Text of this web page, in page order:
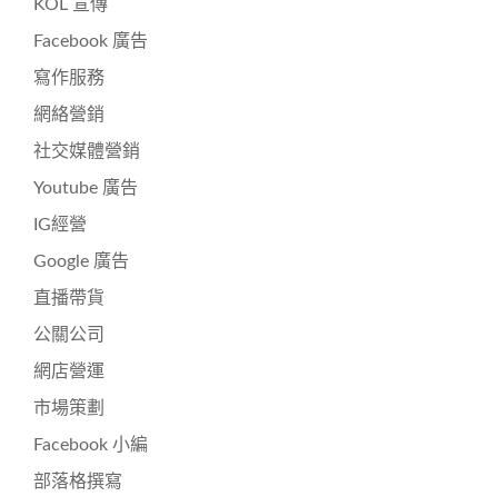
KOL 宣傳
Facebook 廣告
寫作服務
網絡營銷
社交媒體營銷
Youtube 廣告
IG經營
Google 廣告
直播帶貨
公關公司
網店營運
市場策劃
Facebook 小編
部落格撰寫